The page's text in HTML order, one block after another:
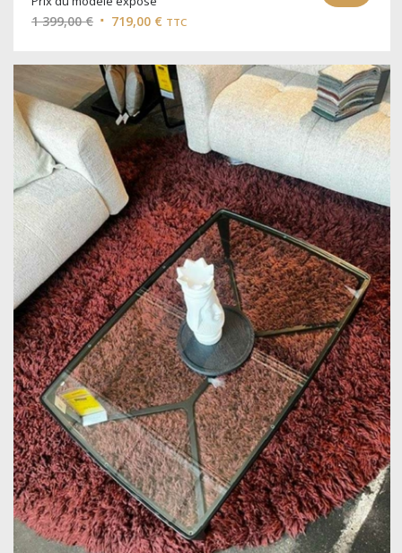
1 399,00€ Le
initial
était :
1
399,00 €.
719,00 € Le
actuel
est :
719,00 €.
TTC